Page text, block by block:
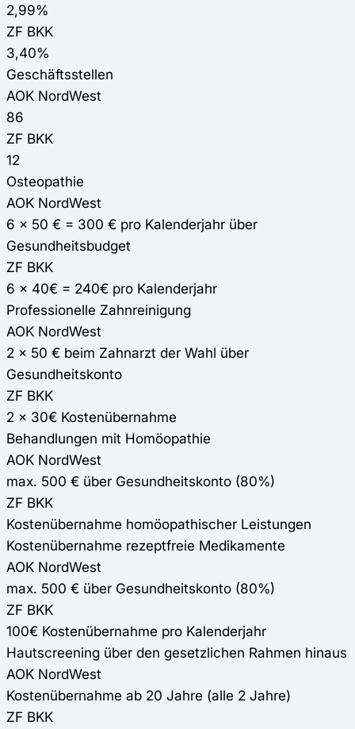
2,99%
ZF BKK
3,40%
Geschäftsstellen
AOK NordWest
86
ZF BKK
12
Osteopathie
AOK NordWest
6 x 50 € = 300 € pro Kalenderjahr über
Gesundheitsbudget
ZF BKK
6 x 40€ = 240€ pro Kalenderjahr
Professionelle Zahnreinigung
AOK NordWest
2 x 50 € beim Zahnarzt der Wahl über
Gesundheitskonto
ZF BKK
2 x 30€ Kostenübernahme
Behandlungen mit Homöopathie
AOK NordWest
max. 500 € über Gesundheitskonto (80%)
ZF BKK
Kostenübernahme homöopathischer Leistungen
Kostenübernahme rezeptfreie Medikamente
AOK NordWest
max. 500 € über Gesundheitskonto (80%)
ZF BKK
100€ Kostenübernahme pro Kalenderjahr
Hautscreening über den gesetzlichen Rahmen hinaus
AOK NordWest
Kostenübernahme ab 20 Jahre (alle 2 Jahre)
ZF BKK